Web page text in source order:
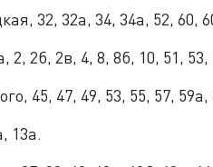
32, 32а, 34, 34а, 52, 60,
2, 2б, 2в, 4, 8, 8б, 10, 51, 53,
45, 47, 49, 53, 55, 57,
13а.